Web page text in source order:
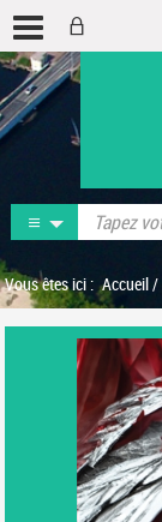
Vous êtes ici : Accueil/